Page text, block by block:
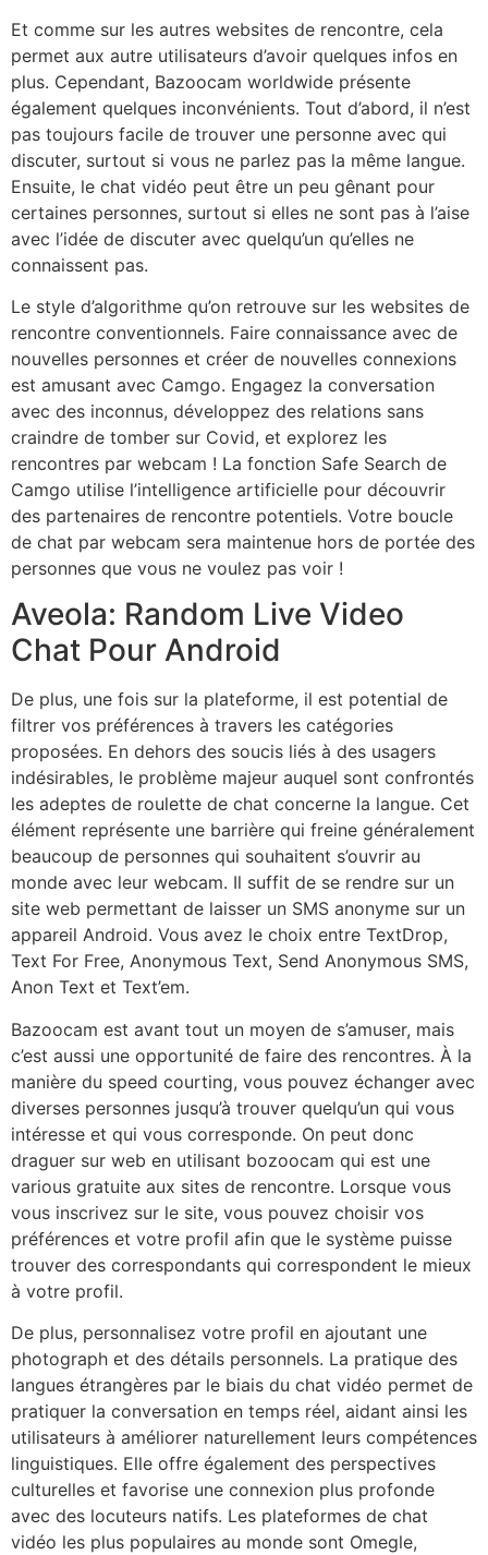
Et comme sur les autres websites de rencontre, cela
permet aux autre utilisateurs d’avoir quelques infos en
plus. Cependant, Bazoocam worldwide présente
également quelques inconvénients. Tout d’abord, il n’est
pas toujours facile de trouver une personne avec qui
discuter, surtout si vous ne parlez pas la même langue.
Ensuite, le chat vidéo peut être un peu gênant pour
certaines personnes, surtout si elles ne sont pas à l’aise
avec l’idée de discuter avec quelqu’un qu’elles ne
connaissent pas.
Le style d’algorithme qu’on retrouve sur les websites de
rencontre conventionnels. Faire connaissance avec de
nouvelles personnes et créer de nouvelles connexions
est amusant avec Camgo. Engagez la conversation
avec des inconnus, développez des relations sans
craindre de tomber sur Covid, et explorez les
rencontres par webcam ! La fonction Safe Search de
Camgo utilise l’intelligence artificielle pour découvrir
des partenaires de rencontre potentiels. Votre boucle
de chat par webcam sera maintenue hors de portée des
personnes que vous ne voulez pas voir !
Aveola: Random Live Video
Chat Pour Android
De plus, une fois sur la plateforme, il est potential de
filtrer vos préférences à travers les catégories
proposées. En dehors des soucis liés à des usagers
indésirables, le problème majeur auquel sont confrontés
les adeptes de roulette de chat concerne la langue. Cet
élément représente une barrière qui freine généralement
beaucoup de personnes qui souhaitent s’ouvrir au
monde avec leur webcam. Il suffit de se rendre sur un
site web permettant de laisser un SMS anonyme sur un
appareil Android. Vous avez le choix entre TextDrop,
Text For Free, Anonymous Text, Send Anonymous SMS,
Anon Text et Text’em.
Bazoocam est avant tout un moyen de s’amuser, mais
c’est aussi une opportunité de faire des rencontres. À la
manière du speed courting, vous pouvez échanger avec
diverses personnes jusqu’à trouver quelqu’un qui vous
intéresse et qui vous corresponde. On peut donc
draguer sur web en utilisant bozoocam qui est une
various gratuite aux sites de rencontre. Lorsque vous
vous inscrivez sur le site, vous pouvez choisir vos
préférences et votre profil afin que le système puisse
trouver des correspondants qui correspondent le mieux
à votre profil.
De plus, personnalisez votre profil en ajoutant une
photograph et des détails personnels. La pratique des
langues étrangères par le biais du chat vidéo permet de
pratiquer la conversation en temps réel, aidant ainsi les
utilisateurs à améliorer naturellement leurs compétences
linguistiques. Elle offre également des perspectives
culturelles et favorise une connexion plus profonde
avec des locuteurs natifs. Les plateformes de chat
vidéo les plus populaires au monde sont Omegle,